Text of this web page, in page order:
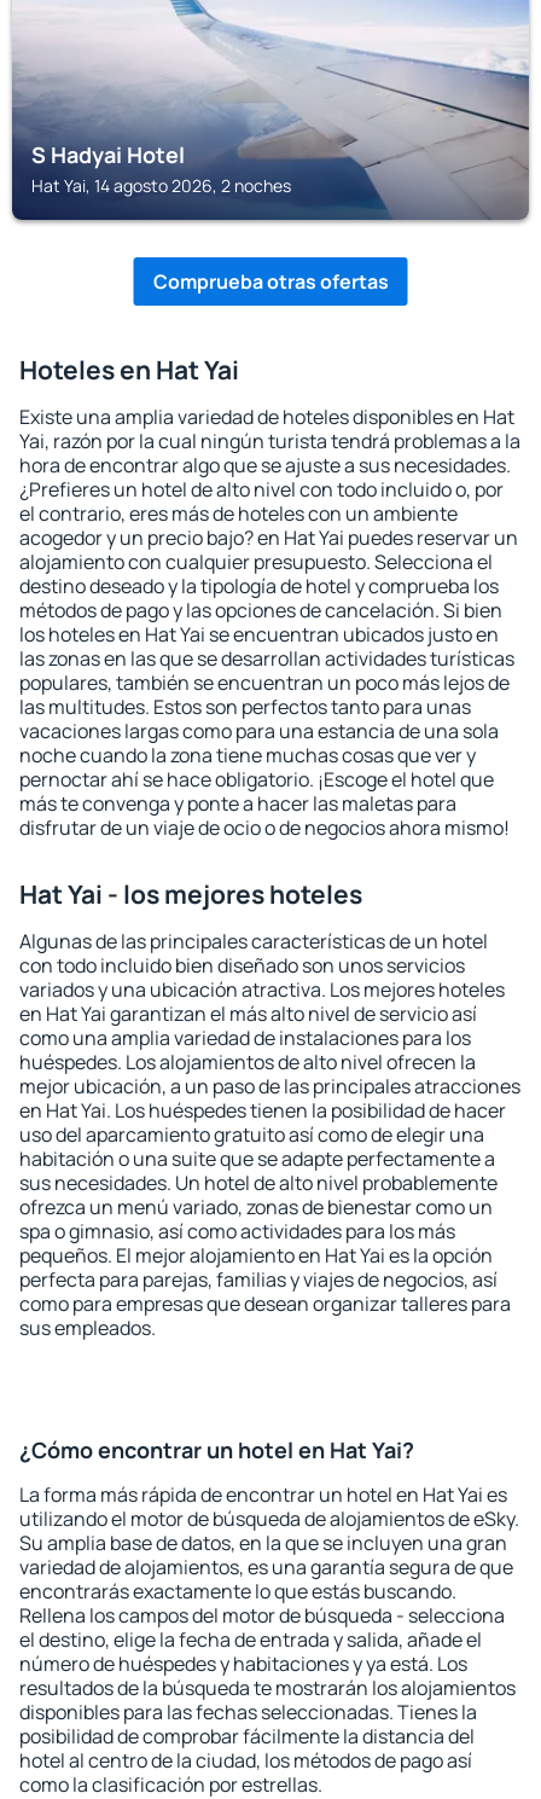
S Hadyai Hotel
Hat Yai, 14 agosto 2026, 2 noches
Comprueba otras ofertas
Hoteles en Hat Yai
Existe una amplia variedad de hoteles disponibles en Hat
Yai, razón por la cual ningún turista tendrá problemas a la
hora de encontrar algo que se ajuste a sus necesidades.
¿Prefieres un hotel de alto nivel con todo incluido o, por
el contrario, eres más de hoteles con un ambiente
acogedor y un precio bajo? en Hat Yai puedes reservar un
alojamiento con cualquier presupuesto. Selecciona el
destino deseado y la tipología de hotel y comprueba los
métodos de pago y las opciones de cancelación. Si bien
los hoteles en Hat Yai se encuentran ubicados justo en
las zonas en las que se desarrollan actividades turísticas
populares, también se encuentran un poco más lejos de
las multitudes. Estos son perfectos tanto para unas
vacaciones largas como para una estancia de una sola
noche cuando la zona tiene muchas cosas que ver y
pernoctar ahí se hace obligatorio. ¡Escoge el hotel que
más te convenga y ponte a hacer las maletas para
disfrutar de un viaje de ocio o de negocios ahora mismo!
Hat Yai - los mejores hoteles
Algunas de las principales características de un hotel
con todo incluido bien diseñado son unos servicios
variados y una ubicación atractiva. Los mejores hoteles
en Hat Yai garantizan el más alto nivel de servicio así
como una amplia variedad de instalaciones para los
huéspedes. Los alojamientos de alto nivel ofrecen la
mejor ubicación, a un paso de las principales atracciones
en Hat Yai. Los huéspedes tienen la posibilidad de hacer
uso del aparcamiento gratuito así como de elegir una
habitación o una suite que se adapte perfectamente a
sus necesidades. Un hotel de alto nivel probablemente
ofrezca un menú variado, zonas de bienestar como un
spa o gimnasio, así como actividades para los más
pequeños. El mejor alojamiento en Hat Yai es la opción
perfecta para parejas, familias y viajes de negocios, así
como para empresas que desean organizar talleres para
sus empleados.
¿Cómo encontrar un hotel en Hat Yai?
La forma más rápida de encontrar un hotel en Hat Yai es
utilizando el motor de búsqueda de alojamientos de eSky.
Su amplia base de datos, en la que se incluyen una gran
variedad de alojamientos, es una garantía segura de que
encontrarás exactamente lo que estás buscando.
Rellena los campos del motor de búsqueda - selecciona
el destino, elige la fecha de entrada y salida, añade el
número de huéspedes y habitaciones y ya está. Los
resultados de la búsqueda te mostrarán los alojamientos
disponibles para las fechas seleccionadas. Tienes la
posibilidad de comprobar fácilmente la distancia del
hotel al centro de la ciudad, los métodos de pago así
como la clasificación por estrellas.